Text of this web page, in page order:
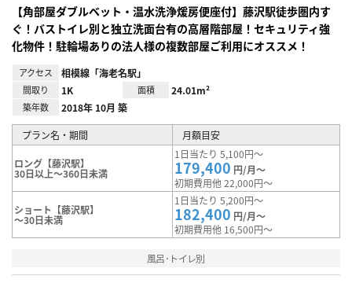
【角部屋ダブルベット・温水洗浄煖房便座付】藤沢駅徒歩圏内す
ぐ！バストイレ別と独立洗面台有の高層階部屋！セキュリティ強
化物件！駐輪場ありの法人様の複数部屋ご利用にオススメ！
アクセス 相模線「海老名駅」
間取り 1K 面積 24.01m²
築年数 2018年 10月 築
プラン名・期間 月額目安
ロング【藤沢駅】
30日以上～360日未満
1日当たり 5,100円～
179,400 円/月～
初期費用他 22,000円～
ショート【藤沢駅】
～30日未満
1日当たり 5,200円～
182,400 円/月～
初期費用他 16,500円～
風呂･トイレ別